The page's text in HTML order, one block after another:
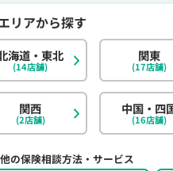
の保険相談方法・サービス
海道・東北
(14店舗)
関東
(17店舗)
関西
(2店舗)
中国・四
(16店舗)